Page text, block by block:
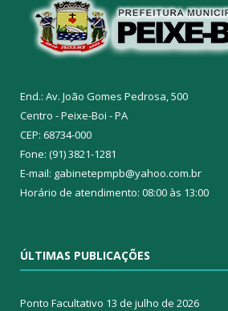
End.: Av. João Gomes Pedrosa, 500
Centro - Peixe-Boi - PA
CEP: 68734-000
Fone: (91) 3821-1281
E-mail: gabinetepmpb@yahoo.com.br
Horário de atendimento: 08:00 às 13:00
ÚLTIMAS PUBLICAÇÕES
Ponto Facultativo 13 de julho de 2026